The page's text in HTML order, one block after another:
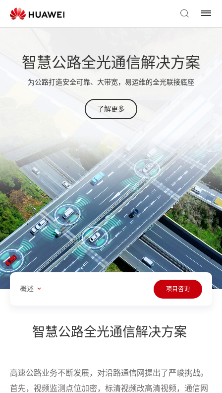
智慧公路全光通信解决方案
为公路打造安全可靠、大带宽，易运维的全光联接底座
了解更多
概述 项目咨询
智慧公路全光通信解决方案
高速公路业务不断发展，对沿路通信网提出了严峻挑战。
首先，视频监测点位加密，标清视频改高清视频，通信网